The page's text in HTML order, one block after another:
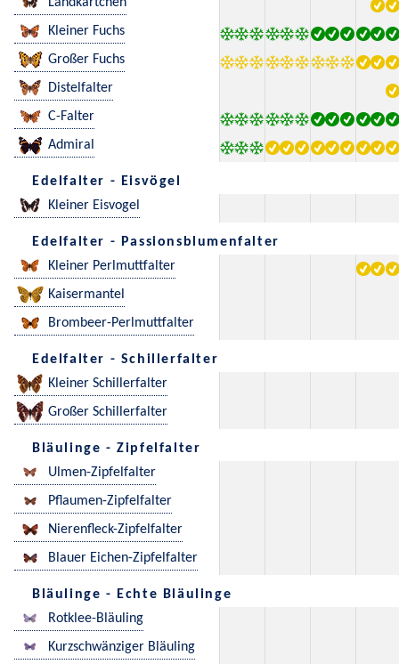
Kleiner Fuchs
Großer Fuchs
Distelfalter
C-Falter
Admiral
Edelfalter - Eisvögel
Kleiner Eisvogel
Edelfalter - Passionsblumenfalter
Kleiner Perlmuttfalter
Kaisermantel
Brombeer-Perlmuttfalter
Edelfalter - Schillerfalter
Kleiner Schillerfalter
Großer Schillerfalter
Bläulinge - Zipfelfalter
Ulmen-Zipfelfalter
Pflaumen-Zipfelfalter
Nierenfleck-Zipfelfalter
Blauer Eichen-Zipfelfalter
Bläulinge - Echte Bläulinge
Rotklee-Bläuling
Kurzschwänziger Bläuling